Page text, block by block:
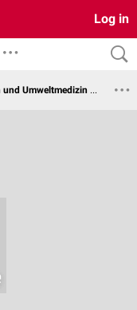
Log in
Deutsche Gesellschaft für Arbeitsmedizin und Umweltmedizin e.V.